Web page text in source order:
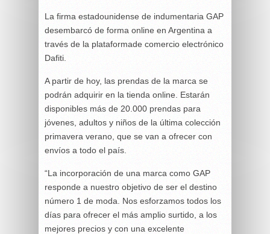
La firma estadounidense de indumentaria GAP
desembarcó de forma online en Argentina a
través de la plataformade comercio electrónico
Dafiti.
A partir de hoy, las prendas de la marca se
podrán adquirir en la tienda online. Estarán
disponibles más de 20.000 prendas para
jóvenes, adultos y niños de la última colección
primavera verano, que se van a ofrecer con
envíos a todo el país.
“La incorporación de una marca como GAP
responde a nuestro objetivo de ser el destino
número 1 de moda. Nos esforzamos todos los
días para ofrecer el más amplio surtido, a los
mejores precios y con una excelente